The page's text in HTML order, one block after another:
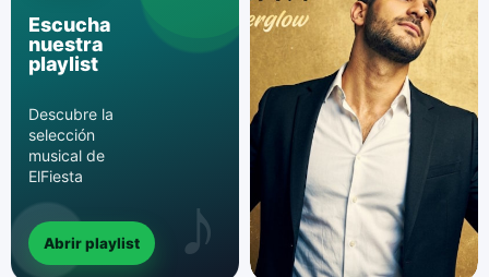
Escucha
nuestra
playlist
Descubre la
selección
musical de
ElFiesta
Abrir playlist